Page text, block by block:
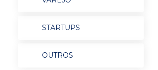
STARTUPS
OUTROS